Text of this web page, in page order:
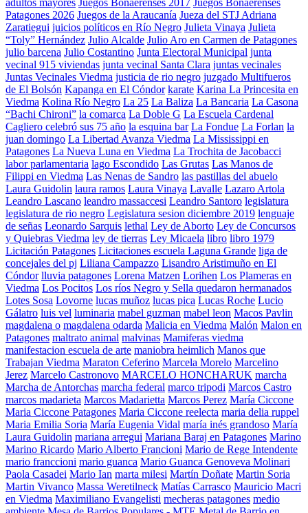
Patagones 2026 Juegos de la Araucanía Jueza del STJ Adriana
Zaratiegui juicios políticos en Río Negro Julieta Vinaya Julieta
“Toly” Hernández Julio Alcalde Julio Aro en Carmen de Patagones
julio barcena Julio Costantino Junta Electoral Municipal junta
vecinal 915 viviendas junta vecinal Santa Clara juntas vecinales
Juntas Vecinales Viedma justicia de rio negro juzgado Multifueros
de El Bolsón Kapanga en El Cóndor karate Karina La Princesita en
Viedma Kolina Río Negro La 25 La Baliza La Bancaria La Casona
“Bachi Chironi” la comarca La Doble G La Escuela Cardenal
Cagliero celebró sus 75 año la esquina bar La Fondue La Forlan la
juan domingo La Libertad Avanza Viedma La Mississippi en
Patagones La Nueva Luna en Viedma La Trochita de Jacobacci
labor parlamentaria lago Escondido Las Grutas Las Manos de
Filippi en Viedma Las Nenas de Sandro las pastillas del abuelo
Laura Guidolin laura ramos Laura Vinaya Lavalle Lazaro Artola
Leandro Lascano leandro massaccesi Leandro Santoro legislatura
legislatura de rio negro Legislatura sesion diciembre 2019 lenguaje
de señas Leonardo Sarquis lethal Ley de Aborto Ley de Concursos
y Quiebras Viedma ley de tierras Ley Micaela libro libro 1979
Licitación Patagones Licitaciones escuela Laguna Grande liga de
concejales del pj Liliana Campazzo Lisandro Aristimuño en El
Cóndor lluvia patagones Lorena Matzen Lorihen Los Plameras en
Viedma Los Pocitos Los ríos Negro y Sella quedaron hermanados
Lotes Sosa Lovorne lucas muñoz lucas pica Lucas Roche Lucio
Gálatro luis vel luminaria mabel guzman mabel leon Macos Pavlin
magdalena o magdalena odarda Malicia en Viedma Malón Malon en
Patagones maltrato animal malvinas Mamiferas viedma
manifestacion escuela de arte maniobra heimlich Manos que
Trabajan Viedma Maraton Ceferino Marcela Morelo Marcelino
Jerez Marcelo Castronovo MARCELO HONCHARUK marcha
Marcha de Antorchas marcha federal marco tripodi Marcos Castro
marcos madarieta Marcos Madarietta Marcos Perez María Ciccone
Maria Ciccone Patagones Maria Ciccone reelecta maria delia ruppel
Maria Emilia Soria María Eugenia Vidal maría inés grandoso María
Laura Guidolin mariana arregui Mariana Baraj en Patagones Marino
Marino Ricardo Mario Alberto Francioni Mario de Rege Intendente
mario franccioni mario guanca Mario Guanca Genoveva Molinari
Paola Casadei Mario Ian marta milesi Martín Doñate Martin Soria
Martin Vivanco Massa Weretilneck Matías Carrasco Mauricio Macri
en Viedma Maximiliano Evangelisti mecheras patagones medio